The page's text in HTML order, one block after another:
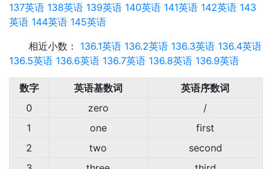
137英语 138英语 139英语 140英语 141英语 142英语 143
英语 144英语 145英语
相近小数： 136.1英语 136.2英语 136.3英语 136.4英语
136.5英语 136.6英语 136.7英语 136.8英语 136.9英语
数字 英语基数词
英语序数词
0
zero
/
1
one
first
2
two
second